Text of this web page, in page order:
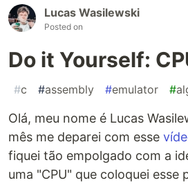
Lucas Wasilewski
Posted on
Do it Yourself:
#c #assembly #emulator #
Olá, meu nome é Lucas
mês me deparei com esse
fiquei tão empolgado com a
uma "CPU" que coloquei esse